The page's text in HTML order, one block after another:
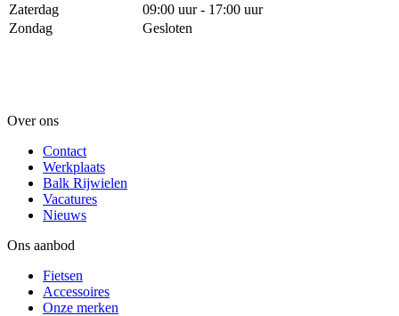
Zaterdag
09:00 uur - 17:00 uur
Zondag
Gesloten
Over ons
Contact
Werkplaats
Balk Rijwielen
Vacatures
Nieuws
Ons aanbod
Fietsen
Accessoires
Onze merken